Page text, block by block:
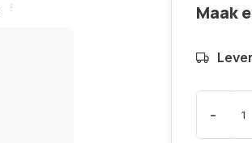
Maak
-